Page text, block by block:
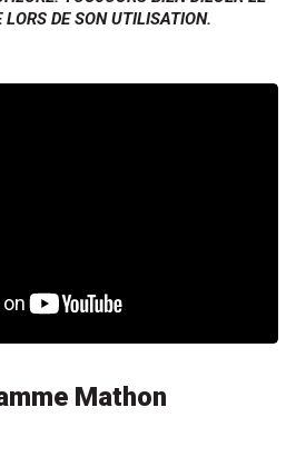
LORS DE SON UTILISATION.
Mathon